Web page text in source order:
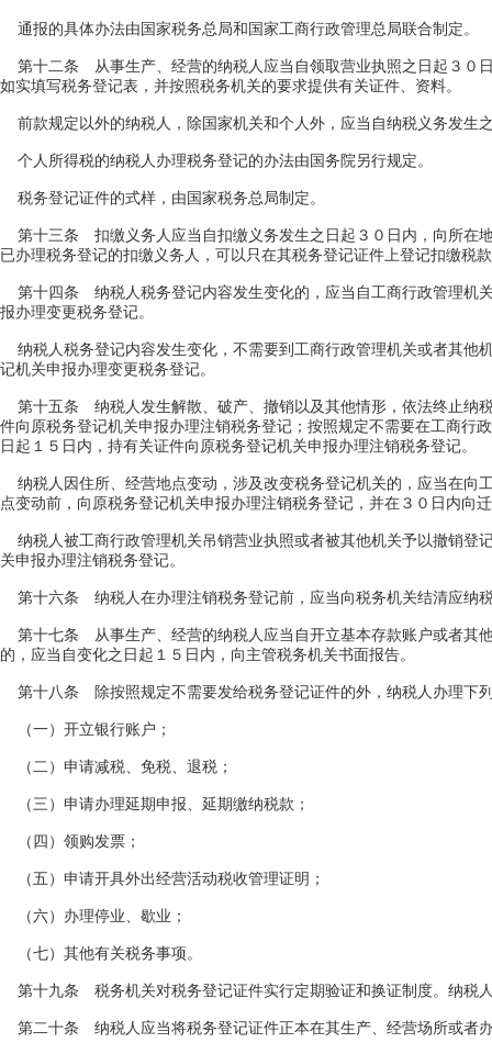
通报的具体办法由国家税务总局和国家工商行政管理总局联合制定。
第十二条 从事生产、经营的纳税人应当自领取营业执照之日起３０
如实填写税务登记表，并按照税务机关的要求提供有关证件、资料。
前款规定以外的纳税人，除国家机关和个人外，应当自纳税义务发生
个人所得税的纳税人办理税务登记的办法由国务院另行规定。
税务登记证件的式样，由国家税务总局制定。
第十三条 扣缴义务人应当自扣缴义务发生之日起３０日内，向所在
已办理税务登记的扣缴义务人，可以只在其税务登记证件上登记扣缴税
第十四条 纳税人税务登记内容发生变化的，应当自工商行政管理机
报办理变更税务登记。
纳税人税务登记内容发生变化，不需要到工商行政管理机关或者其他
记机关申报办理变更税务登记。
第十五条 纳税人发生解散、破产、撤销以及其他情形，依法终止纳
件向原税务登记机关申报办理注销税务登记；按照规定不需要在工商行
日起１５日内，持有关证件向原税务登记机关申报办理注销税务登记。
纳税人因住所、经营地点变动，涉及改变税务登记机关的，应当在向
点变动前，向原税务登记机关申报办理注销税务登记，并在３０日内向
纳税人被工商行政管理机关吊销营业执照或者被其他机关予以撤销登
关申报办理注销税务登记。
第十六条 纳税人在办理注销税务登记前，应当向税务机关结清应纳
第十七条 从事生产、经营的纳税人应当自开立基本存款账户或者其
的，应当自变化之日起１５日内，向主管税务机关书面报告。
第十八条 除按照规定不需要发给税务登记证件的外，纳税人办理下
（一）开立银行账户；
（二）申请减税、免税、退税；
（三）申请办理延期申报、延期缴纳税款；
（四）领购发票；
（五）申请开具外出经营活动税收管理证明；
（六）办理停业、歇业；
（七）其他有关税务事项。
第十九条 税务机关对税务登记证件实行定期验证和换证制度。纳税
第二十条 纳税人应当将税务登记证件正本在其生产、经营场所或者